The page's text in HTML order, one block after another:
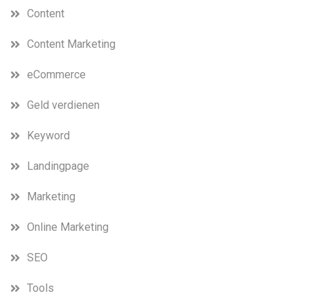
Content
Content Marketing
eCommerce
Geld verdienen
Keyword
Landingpage
Marketing
Online Marketing
SEO
Tools